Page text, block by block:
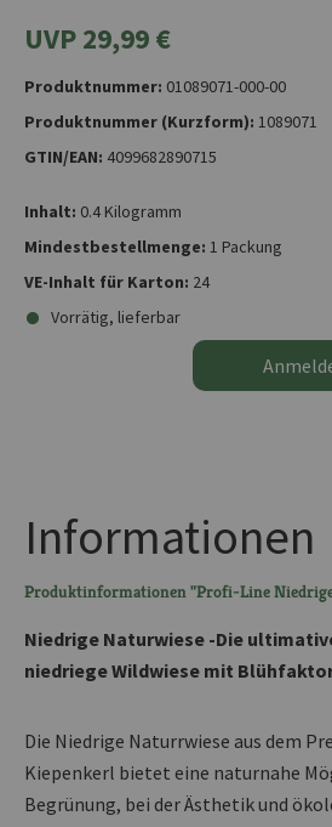
UVP 29,99 €
Produktnummer: 01089071-000-00
Produktnummer (Kurzform): 1089071
GTIN/EAN: 4099682890715
Inhalt: 0.4 Kilogramm
Mindestbestellmenge: 1 Packung
VE-Inhalt für Karton: 24
Vorrätig, lieferbar
Informationen
Produktinformationen "Profi-Line
Niedrige Naturwiese -Die
niedriege Wildwiese mit
Die Niedrige Naturrwiese aus dem
Kiepenkerl bietet eine naturnahe
Begrünung, bei der Ästhetik und